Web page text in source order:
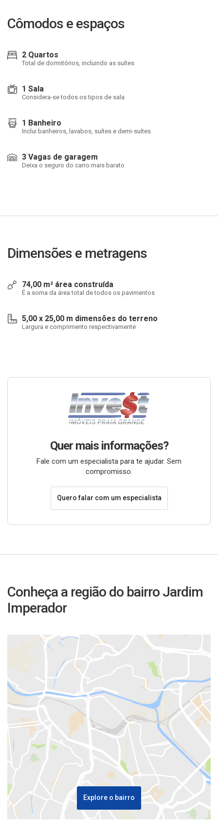
Cômodos e espaços
2 Quartos
Total de dormitórios, incluindo as suítes
1 Sala
Considera-se todos os tipos de sala
1 Banheiro
Inclui banheiros, lavabos, suítes e demi-suítes
3 Vagas de garagem
Deixa o seguro do carro mais barato
Dimensões e metragens
74,00 m² área construída
É a soma da área total de todos os pavimentos
5,00 x 25,00 m dimensões do terreno
Largura e comprimento respectivamente
Quer mais informações?
Fale com um especialista para te ajudar. Sem
compromisso.
Quero falar com um especialista
Conheça a região do bairro Jardim
Imperador
Explore o bairro